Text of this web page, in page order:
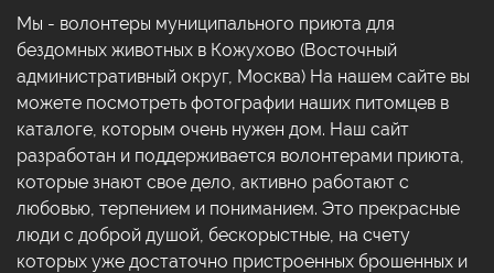
Мы - волонтеры муниципального приюта для
бездомных животных в Кожухово (Восточный
административный округ, Москва) На нашем сайте вы
можете посмотреть фотографии наших питомцев в
каталоге, которым очень нужен дом. Наш сайт
разработан и поддерживается волонтерами приюта,
которые знают свое дело, активно работают с
любовью, терпением и пониманием. Это прекрасные
люди с доброй душой, бескорыстные, на счету
которых уже достаточно пристроенных брошенных и